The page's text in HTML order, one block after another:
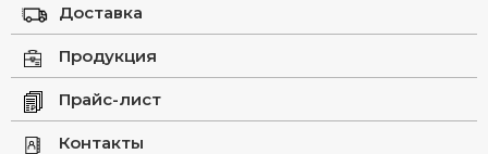
Доставка
Продукция
Прайс-лист
Контакты